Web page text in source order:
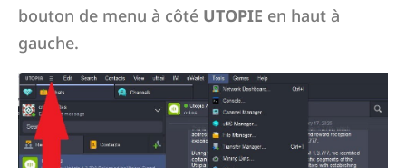
bouton de menu à côté UTOPIE en haut à
gauche.